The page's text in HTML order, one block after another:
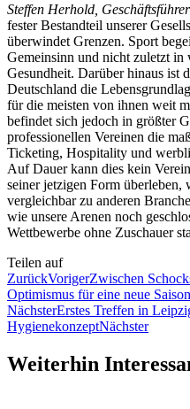
Steffen Herhold,
fester Bestandteil unserer
überwindet Grenzen. Sport
Gemeinsinn und nicht zuletzt in
Gesundheit. Darüber hinaus ist
Deutschland die
für die meisten von ihnen weit
befindet sich jedoch in größter
professionellen Vereinen die
Ticketing, Hospitality und
Auf Dauer kann dies kein
seiner jetzigen Form überleben,
vergleichbar zu anderen
wie unsere Arenen noch
Wettbewerbe ohne Zuschauer
Teilen auf
ZurückVorigerZwischen
Optimismus für eine neue Saison
NächsterErstes Treffen in
HygienekonzeptNächster
Weiterhin